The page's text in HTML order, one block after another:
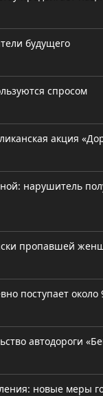
будущего
спросом
акция
нарушитель
пропавшей
поступает около
автодороги
новые меры